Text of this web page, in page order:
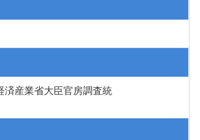
済産業省大臣官房調査統